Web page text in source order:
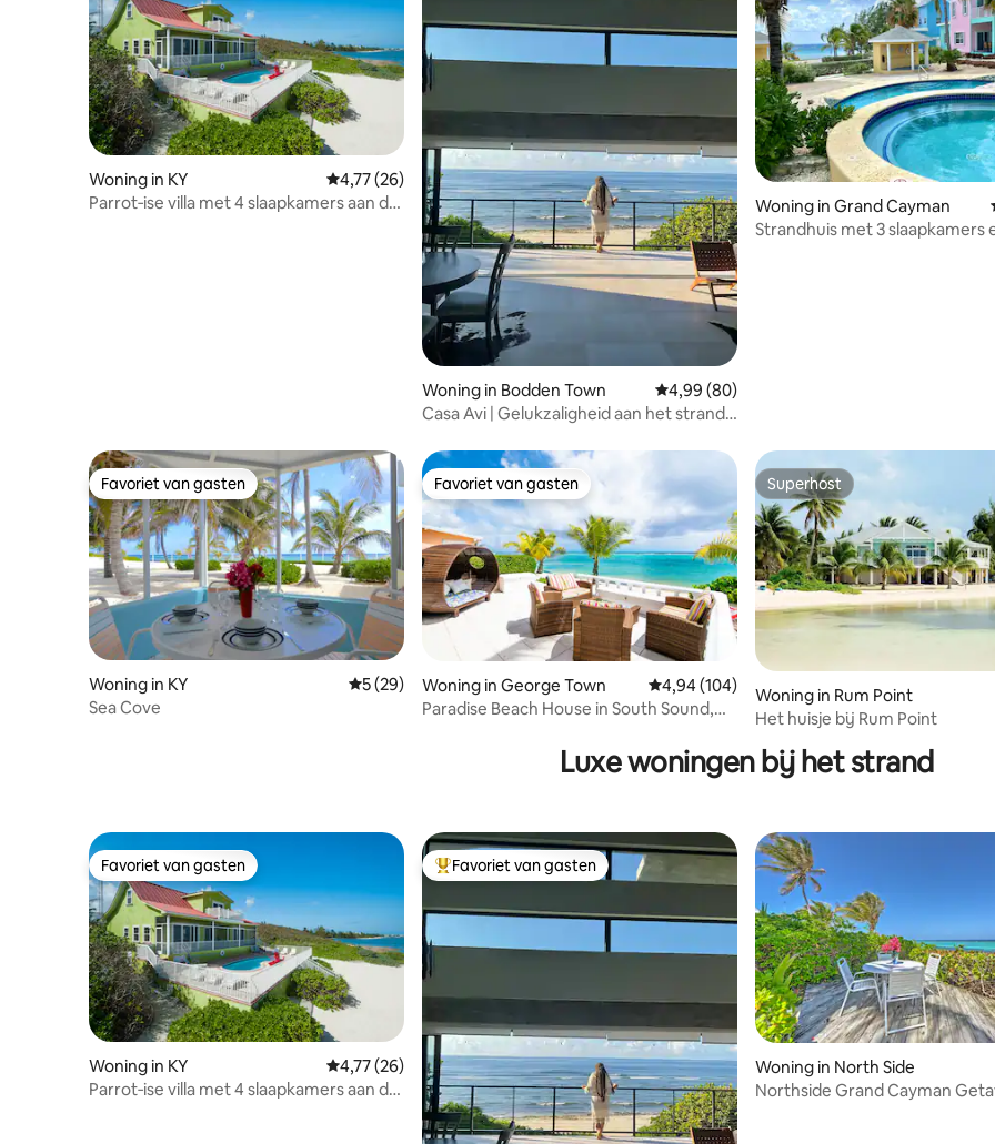
Woning in KY Gemiddelde beoordeling van 4,77 uit 5, 26 recensies
4,77 (26)
Parrot‑ise villa met 4 slaapkamers aan de
Woning in Bodden Town Gemiddelde beoordeling van 4,99 uit 5, 80
4,99 (80)
Casa Avi | Gelukzaligheid aan het strand |
Woning in Grand Cayman
Strandhuis met 3 slaapkamers
Favoriet van gasten
Favoriet van gasten
Woning in KY Gemiddelde beoordeling van 5 uit 5, 29 recensies
5 (29)
Sea Cove
Favoriet van gasten
Favoriet van gasten
Woning in George Town Gemiddelde beoordeling van 4,94 uit 5, 104
4,94 (104)
Paradise Beach House in South Sound,
Superhost
Superhost
Woning in Rum Point
Het huisje bij Rum Point
Luxe woningen bij het strand
Favoriet van gasten
Favoriet van gasten
Woning in KY Gemiddelde beoordeling van 4,77 uit 5, 26 recensies
4,77 (26)
Parrot‑ise villa met 4 slaapkamers aan de
Topfavoriet van gasten
Favoriet van gasten
Woning in North Side
Northside Grand Cayman